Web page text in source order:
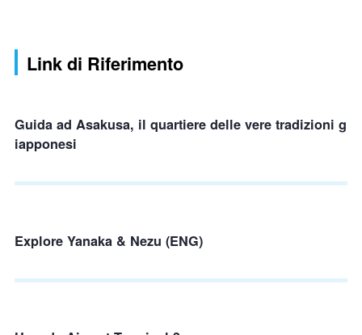
Link di Riferimento
Guida ad Asakusa, il quartiere delle vere tradizioni g
iapponesi
Explore Yanaka & Nezu (ENG)